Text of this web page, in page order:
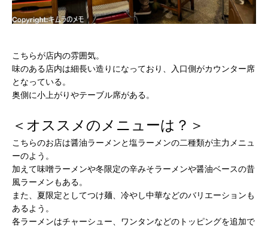
こちらが店内の雰囲気。
味のある店内は細長い造りになっており、入口側がカウンター席
となっている。
奥側に小上がりやテーブル席がある。
＜オススメのメニューは？＞
こちらのお店は醤油ラーメンと塩ラーメンの二種類が主力メニュ
ーのよう。
加えて味噌ラーメンや冬限定の辛みそラーメンや醤油ベースの昔
風ラーメンもある。
また、夏限定としてつけ麺、冷やし中華などのバリエーションも
あるよう。
各ラーメンはチャーシュー、ワンタンなどのトッピングを追加で